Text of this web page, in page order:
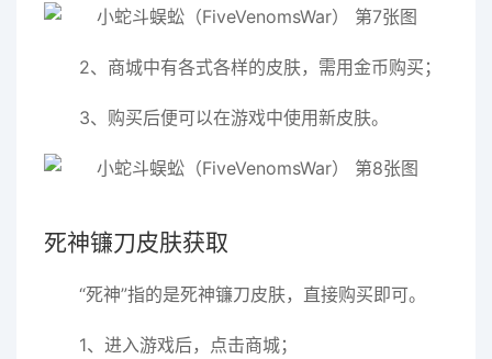
2、商城中有各式各样的皮肤，需用金币购买；
3、购买后便可以在游戏中使用新皮肤。
死神镰刀皮肤获取
“死神”指的是死神镰刀皮肤，直接购买即可。
1、进入游戏后，点击商城；